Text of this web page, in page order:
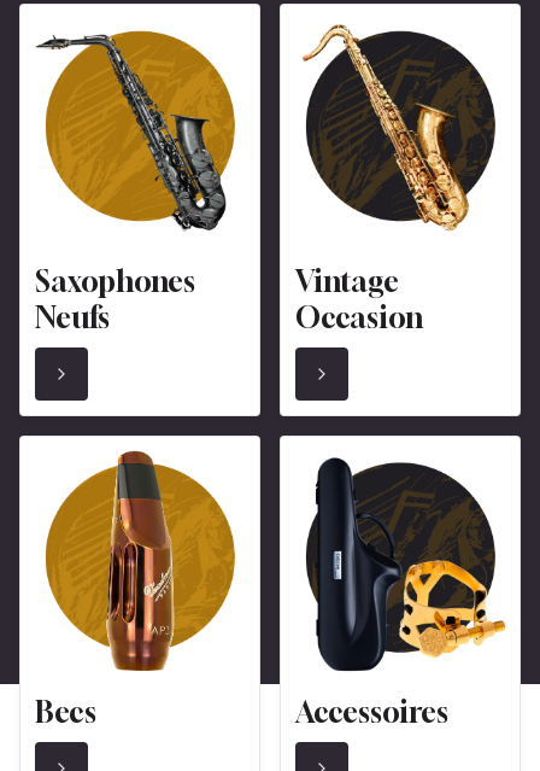
Saxophones
Neufs
Vintage
Occasion
Becs Accessoires